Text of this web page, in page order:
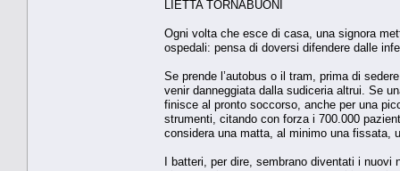
LIETTA TORNABUONI
Ogni volta che esce di casa, una signora
ospedali: pensa di doversi difendere dalle
Se prende l’autobus o il tram, prima di
venir danneggiata dalla sudiceria altrui. Se
finisce al pronto soccorso, anche per una
strumenti, citando con forza i 700.000
considera una matta, al minimo una fissata,
I batteri, per dire, sembrano diventati i